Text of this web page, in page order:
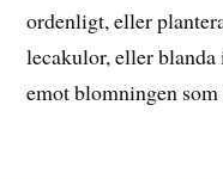
ordenligt, eller
lecakulor, eller
emot blomningen